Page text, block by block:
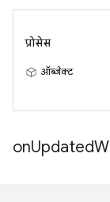
प्रोसेस
ऑब्जेक्ट
onUpdated